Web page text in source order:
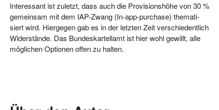
Inter­es­sant ist zuletzt, dass auch die Pro­vi­si­ons­hö­he von 30 %
gemein­sam mit dem IAP-Zwang (In-app-purcha­se) the­ma­ti­
siert wird. Hier­ge­gen gab es in der letz­ten Zeit ver­schie­dent­lich
Wider­stän­de. Das Bun­des­kar­tell­amt ist hier wohl gewillt, alle
mög­li­chen Optio­nen offen zu halten.